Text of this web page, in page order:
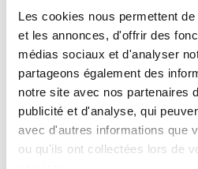
Les cookies nous permettent
et les annonces, d'offrir des
médias sociaux et d'analyser
partageons également des
notre site avec nos partenaires
publicité et d'analyse, qui
avec d'autres informations que
ou qu'ils ont collectées lors de